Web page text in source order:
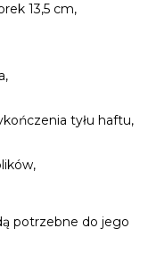
13,5 cm,
tyłu haftu,
potrzebne do jego